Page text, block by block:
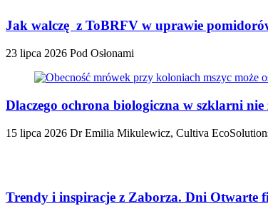
Jak walczę z ToBRFV w uprawie
23 lipca 2026 Pod Osłonami
Dlaczego ochrona biologiczna w szklarni
15 lipca 2026 Dr Emilia Mikulewicz, Cultiva
Trendy i inspiracje z Zaborza. Dni Otwarte